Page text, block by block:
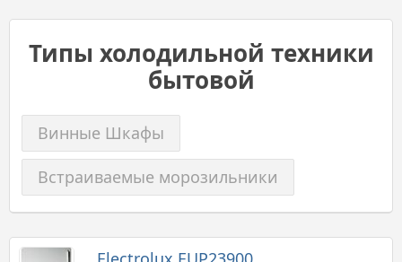
Типы холодильной техники
бытовой
Винные Шкафы
Встраиваемые морозильники